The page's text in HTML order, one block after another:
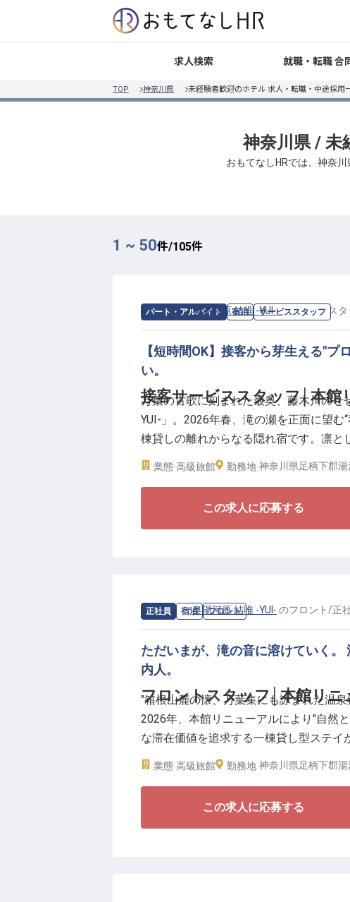
求人検索 就職・転職 合
TOP 神奈川県 未経験者歓迎のホテル 求人・転職・中途採用
神奈川県 / 未
おもてなしHRでは、神奈
1 ~ 50件/105件
パート・アルバイト 宿泊 サービススタッフ
接客サービススタッフ│本館
求人情報：奥湯河原 結唯 -YUI- のサービススタ
【短時間OK】接客から芽生える"
い。
万葉の古歌に刻まれた最奥、藤木川の
YUI-」。2026年春、滝の瀬を正面に望む
棟貸しの離れからなる隠れ宿です。凛と
演出する接客スタッフを募集します。
4時間と聞くと「補助的な仕事だろう」
では、お一人のお客様が同じ時間帯に
【「家庭の時間」と「プロの時間」を両
ここで身につくのは、単なる配膳の技
相応しい、凛とした所作と察する力です
けなしのシフト制は、家庭や私生活を大
に最適です。奥湯河原の自然に抱かれ
も豊かに彩ります。
【働く環境のポイント】
・時給1,225円〜1,500円
・中抜け勤務なし・夜勤なし
業態 高級旅館 勤務地 神奈川県足柄下郡
この求人に応募する
正社員 宿泊 フロント
フロントスタッフ│本館リニ
求人情報：奥湯河原 結唯 -YUI- のフロント /正
ただいまが、滝の音に溶けていく
内人。
"箱根山麓の懐、万葉集にも詠まれた温
2026年、本館リニューアルにより"自然
な滞在価値を追求する一棟貸し型ステイ
様の旅の起点となる、フロントスタッフ
1室あたりの面積を広げ、より質を高め
に、量より質を貫いてきた稀有な高級
業態 高級旅館 勤務地 神奈川県足柄下郡
この求人に応募する